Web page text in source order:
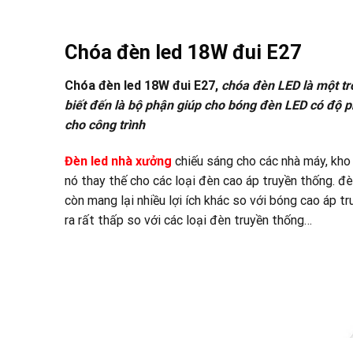
Chóa đèn led 18W đui E27
Chóa đèn led 18W đui E27, chóa đèn LED là một
biết đến là bộ phận giúp cho bóng đèn LED có độ
cho công trình
Đèn led nhà xưởng chiếu sáng cho các nhà máy,
nó thay thế cho các loại đèn cao áp truyền thống.
còn mang lại nhiều lợi ích khác so với bóng cao áp
ra rất thấp so với các loại đèn truyền thống…